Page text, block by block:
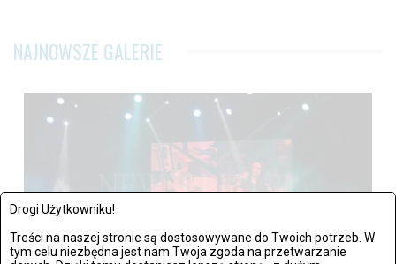
Drogi Użytkowniku!
Treści na naszej stronie są dostosowywane do Twoich potrzeb. W
tym celu niezbędna jest nam Twoja zgoda na przetwarzanie
NAJNOWSZE GALERIE